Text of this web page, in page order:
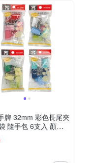
色長尾夾
隨手包 6支入 顏色
/ 袋 0244D